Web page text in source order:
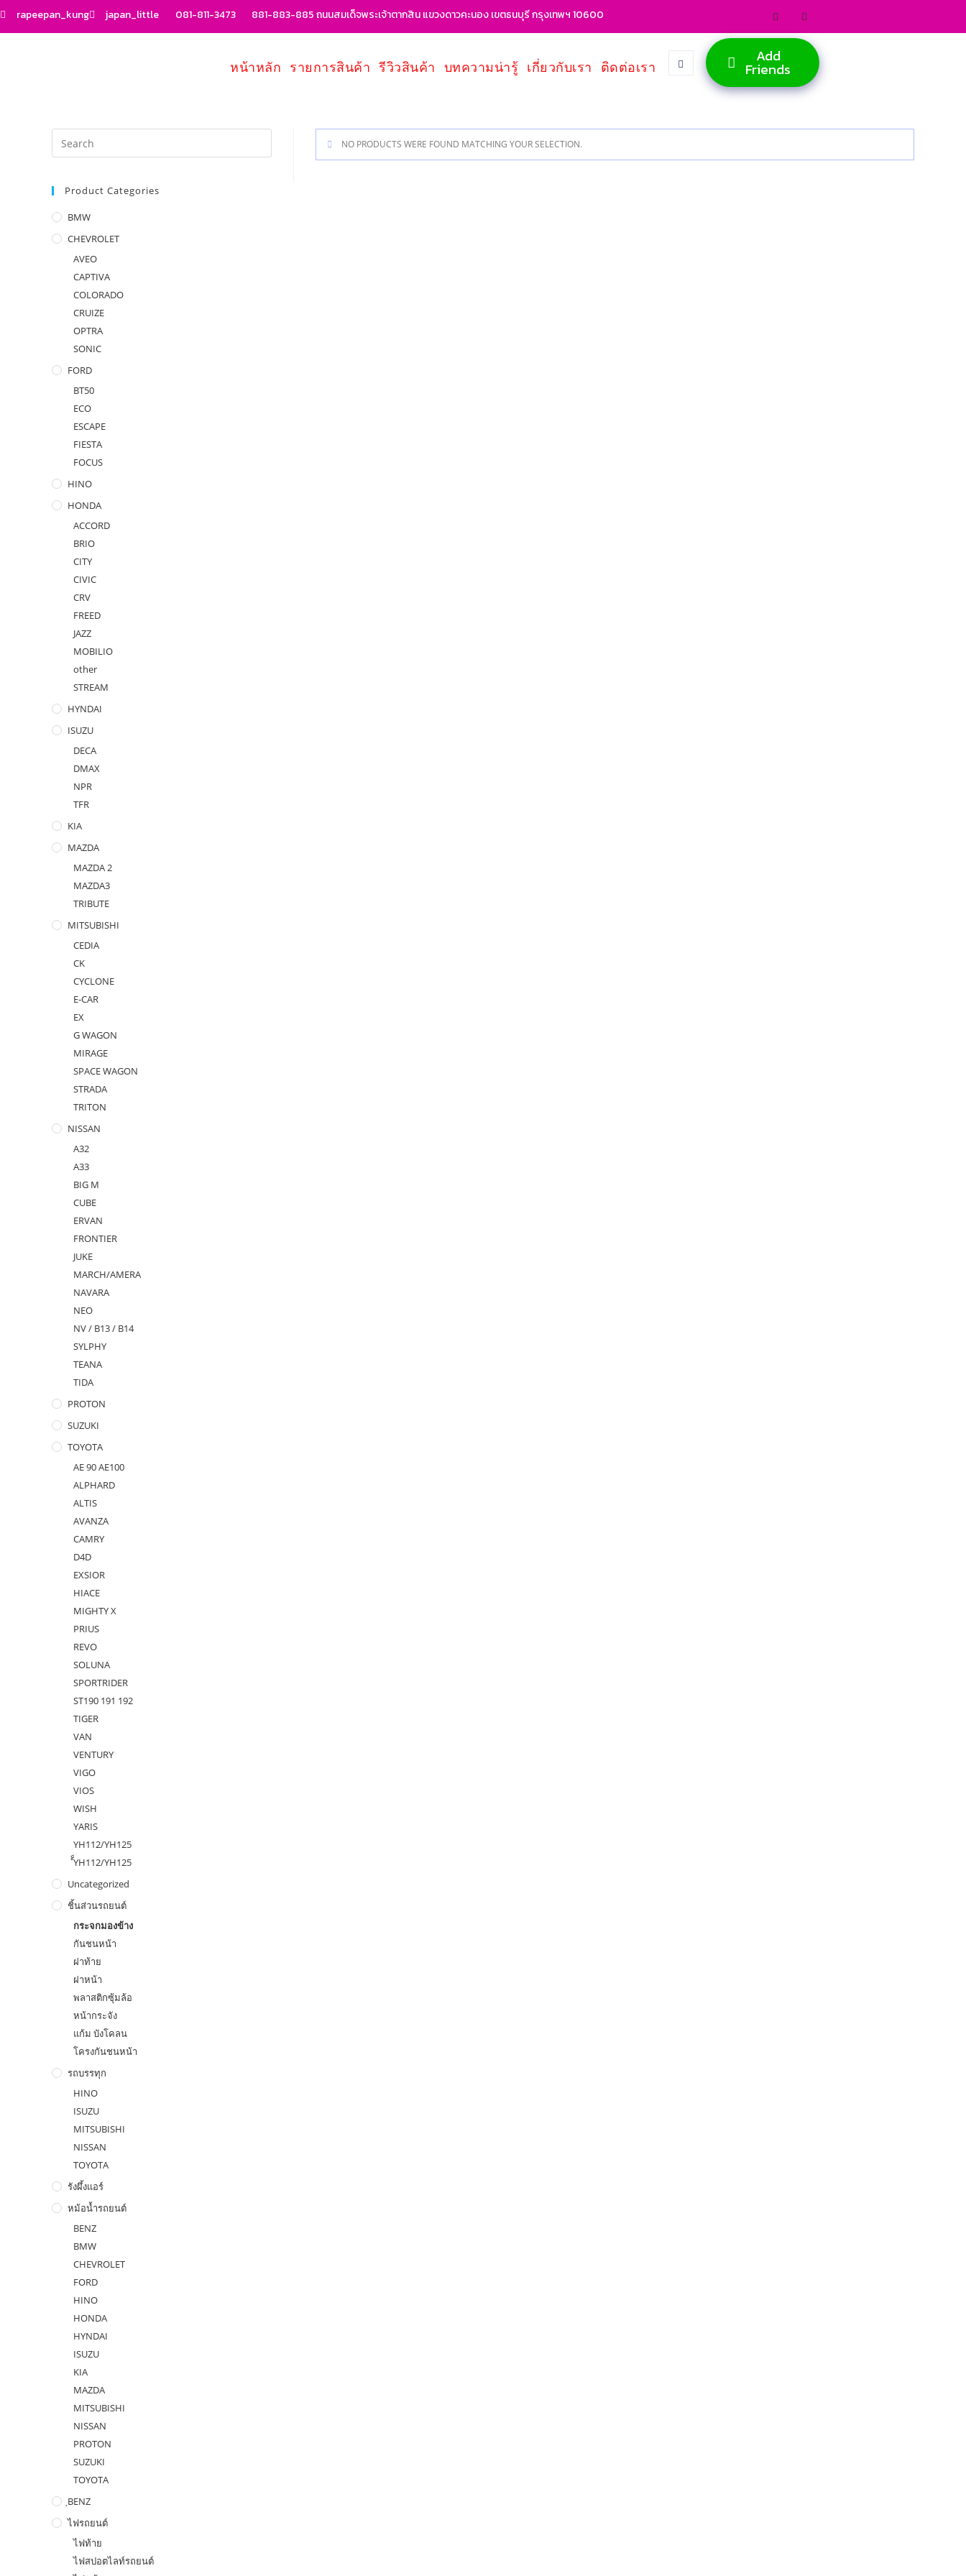
rapeepan_kung japan_little 081-811-3473 881-883-885 ถนนสมเด็จพระเจ้าตากสิน แขวงดาวคะนอง เขตธนบุรี กรุงเทพฯ 10600
หน้าหลัก รายการสินค้า รีวิวสินค้า บทความน่ารู้ เกี่ยวกับเรา ติดต่อเรา
Add
Friends
NO PRODUCTS WERE FOUND MATCHING YOUR SELECTION.
Product Categories
BMW
CHEVROLET
AVEO
CAPTIVA
COLORADO
CRUIZE
OPTRA
SONIC
FORD
BT50
ECO
ESCAPE
FIESTA
FOCUS
HINO
HONDA
ACCORD
BRIO
CITY
CIVIC
CRV
FREED
JAZZ
MOBILIO
other
STREAM
HYNDAI
ISUZU
DECA
DMAX
NPR
TFR
KIA
MAZDA
MAZDA 2
MAZDA3
TRIBUTE
MITSUBISHI
CEDIA
CK
CYCLONE
E-CAR
EX
G WAGON
MIRAGE
SPACE WAGON
STRADA
TRITON
NISSAN
A32
A33
BIG M
CUBE
ERVAN
FRONTIER
JUKE
MARCH/AMERA
NAVARA
NEO
NV / B13 / B14
SYLPHY
TEANA
TIDA
PROTON
SUZUKI
TOYOTA
AE 90 AE100
ALPHARD
ALTIS
AVANZA
CAMRY
D4D
EXSIOR
HIACE
MIGHTY X
PRIUS
REVO
SOLUNA
SPORTRIDER
ST190 191 192
TIGER
VAN
VENTURY
VIGO
VIOS
WISH
YARIS
YH112/YH125
ํ็YH112/YH125
Uncategorized
ชิ้นส่วนรถยนต์
กระจกมองข้าง
กันชนหน้า
ฝาท้าย
ฝาหน้า
พลาสติกซุ้มล้อ
หน้ากระจัง
แก้ม บังโคลน
โครงกันชนหน้า
รถบรรทุก
HINO
ISUZU
MITSUBISHI
NISSAN
TOYOTA
รังผึ้งแอร์
หม้อน้ำรถยนต์
BENZ
BMW
CHEVROLET
FORD
HINO
HONDA
HYNDAI
ISUZU
KIA
MAZDA
MITSUBISHI
NISSAN
PROTON
SUZUKI
TOYOTA
ฺBENZ
ไฟรถยนต์
ไฟท้าย
ไฟสปอตไลท์รถยนต์